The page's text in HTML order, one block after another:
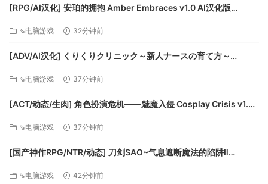
名称: Stellaris: Necroids Species Pack
类型: 模拟, 策略
发行商: Paradox Interactive
[RPG/AI汉化] 安珀的拥抱 Amber Embraces v1.0 AI汉化版
⇘电脑游戏 32分钟前
[ADV/AI汉化] くりくりクリニック～新人ナースの育て方～
⇘电脑游戏 37分钟前
[ACT/动态/生肉] 角色扮演危机——魅魔入侵 Cosplay Crisis v1.0
⇘电脑游戏 37分钟前
[国产神作RPG/NTR/动态] 刀剑SAO~气息遮断魔法的陷阱Ⅱ
⇘电脑游戏 42分钟前